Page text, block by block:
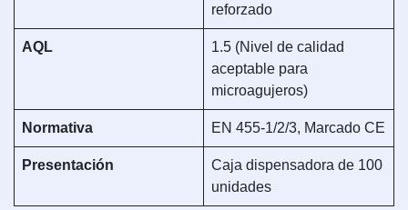
reforzado
AQL
1.5 (Nivel de calidad
aceptable para
microagujeros)
Normativa EN 455-1/2/3, Marcado CE
Presentación
Caja dispensadora de 100
unidades